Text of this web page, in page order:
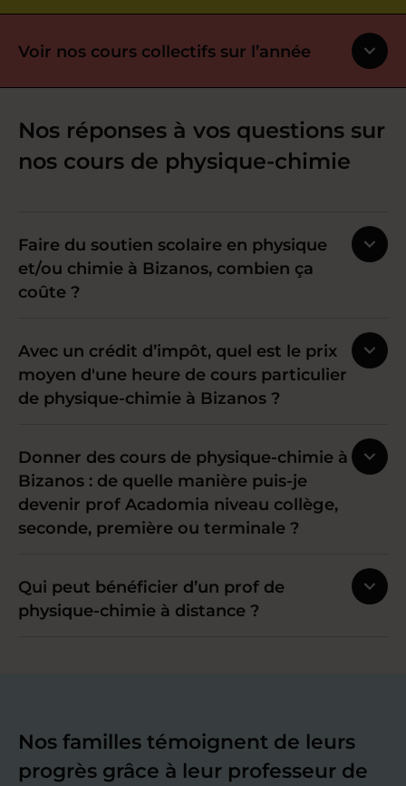
Voir nos cours collectifs sur l’année
Nos réponses à vos questions sur
nos cours de physique-chimie
Faire du soutien scolaire en physique
et/ou chimie à Bizanos, combien ça
coûte ?
Avec un crédit d’impôt, quel est le prix
moyen d'une heure de cours particulier
de physique-chimie à Bizanos ?
Donner des cours de physique-chimie à
Bizanos : de quelle manière puis-je
devenir prof Acadomia niveau collège,
seconde, première ou terminale ?
Qui peut bénéficier d’un prof de
physique-chimie à distance ?
Nos familles témoignent de leurs
progrès grâce à leur professeur de